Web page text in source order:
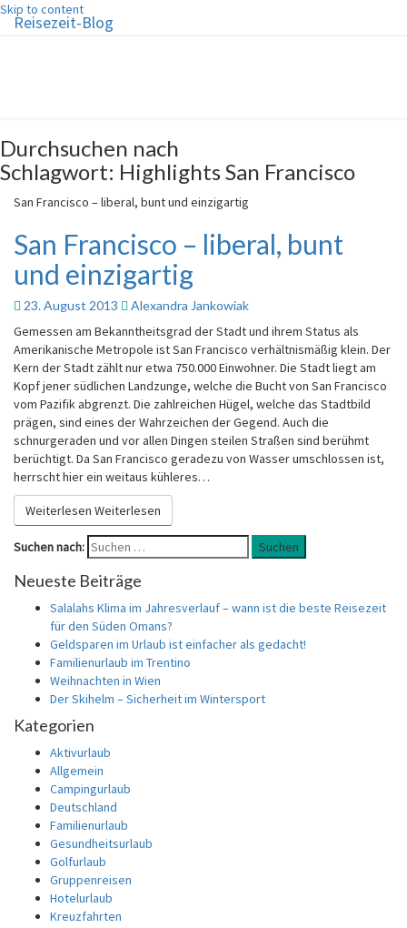
Skip to content
Reisezeit-Blog
Durchsuchen nach
Schlagwort: Highlights San Francisco
San Francisco – liberal, bunt und einzigartig
San Francisco – liberal, bunt
und einzigartig
23. August 2013 Alexandra Jankowiak
Gemessen am Bekanntheitsgrad der Stadt und ihrem Status als
Amerikanische Metropole ist San Francisco verhältnismäßig klein. Der
Kern der Stadt zählt nur etwa 750.000 Einwohner. Die Stadt liegt am
Kopf jener südlichen Landzunge, welche die Bucht von San Francisco
vom Pazifik abgrenzt. Die zahlreichen Hügel, welche das Stadtbild
prägen, sind eines der Wahrzeichen der Gegend. Auch die
schnurgeraden und vor allen Dingen steilen Straßen sind berühmt
berüchtigt. Da San Francisco geradezu von Wasser umschlossen ist,
herrscht hier ein weitaus kühleres…
Weiterlesen Weiterlesen
Suchen nach: Suchen
Neueste Beiträge
Salalahs Klima im Jahresverlauf – wann ist die beste Reisezeit
für den Süden Omans?
Geldsparen im Urlaub ist einfacher als gedacht!
Familienurlaub im Trentino
Weihnachten in Wien
Der Skihelm – Sicherheit im Wintersport
Kategorien
Aktivurlaub
Allgemein
Campingurlaub
Deutschland
Familienurlaub
Gesundheitsurlaub
Golfurlaub
Gruppenreisen
Hotelurlaub
Kreuzfahrten